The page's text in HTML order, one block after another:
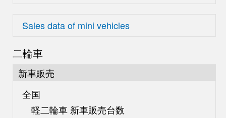
Sales data of mini vehicles
二輪車
新車販売
全国
軽二輪車 新車販売台数